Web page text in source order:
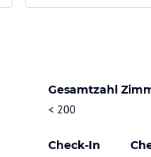
Gesamtzahl
< 200
Check-In